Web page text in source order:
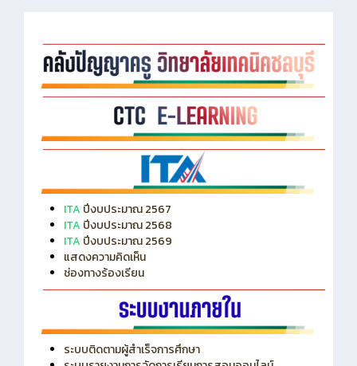
ITA ปีงบประมาณ 2567
ITA ปีงบประมาณ 2568
ITAปีงบประมาณ 2569
แสดงความคิดเห็น
ช่องทางร้องเรียน